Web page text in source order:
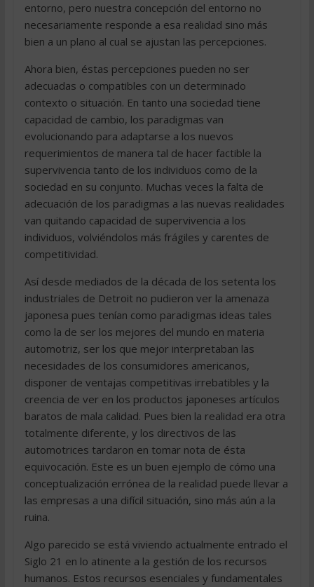
entorno, pero nuestra concepción del entorno no
necesariamente responde a esa realidad sino más
bien a un plano al cual se ajustan las percepciones.
Ahora bien, éstas percepciones pueden no ser
adecuadas o compatibles con un determinado
contexto o situación. En tanto una sociedad tiene
capacidad de cambio, los paradigmas van
evolucionando para adaptarse a los nuevos
requerimientos de manera tal de hacer factible la
supervivencia tanto de los individuos como de la
sociedad en su conjunto. Muchas veces la falta de
adecuación de los paradigmas a las nuevas realidades
van quitando capacidad de supervivencia a los
individuos, volviéndolos más frágiles y carentes de
competitividad.
Así desde mediados de la década de los setenta los
industriales de Detroit no pudieron ver la amenaza
japonesa pues tenían como paradigmas ideas tales
como la de ser los mejores del mundo en materia
automotriz, ser los que mejor interpretaban las
necesidades de los consumidores americanos,
disponer de ventajas competitivas irrebatibles y la
creencia de ver en los productos japoneses artículos
baratos de mala calidad. Pues bien la realidad era otra
totalmente diferente, y los directivos de las
automotrices tardaron en tomar nota de ésta
equivocación. Este es un buen ejemplo de cómo una
conceptualización errónea de la realidad puede llevar a
las empresas a una difícil situación, sino más aún a la
ruina.
Algo parecido se está viviendo actualmente entrado el
Siglo 21 en lo atinente a la gestión de los recursos
humanos. Estos recursos esenciales y fundamentales